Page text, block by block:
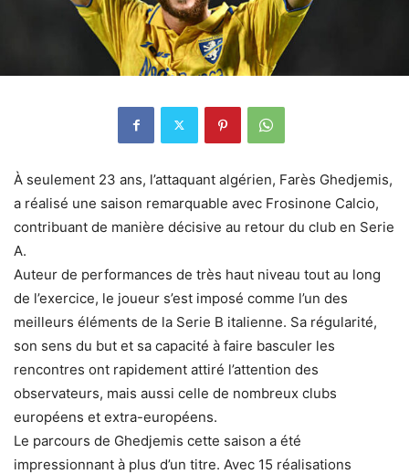
À seulement 23 ans, l’attaquant algérien, Farès Ghedjemis,
a réalisé une saison remarquable avec Frosinone Calcio,
contribuant de manière décisive au retour du club en Serie
A.
Auteur de performances de très haut niveau tout au long
de l’exercice, le joueur s’est imposé comme l’un des
meilleurs éléments de la Serie B italienne. Sa régularité,
son sens du but et sa capacité à faire basculer les
rencontres ont rapidement attiré l’attention des
observateurs, mais aussi celle de nombreux clubs
européens et extra-européens.
Le parcours de Ghedjemis cette saison a été
impressionnant à plus d’un titre. Avec 15 réalisations